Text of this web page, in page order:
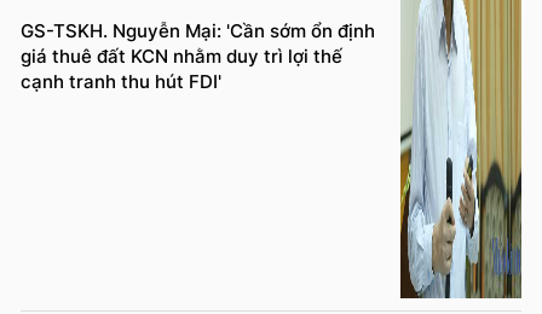
GS-TSKH. Nguyễn Mại: 'Cần sớm ổn định
giá thuê đất KCN nhằm duy trì lợi thế
cạnh tranh thu hút FDI'